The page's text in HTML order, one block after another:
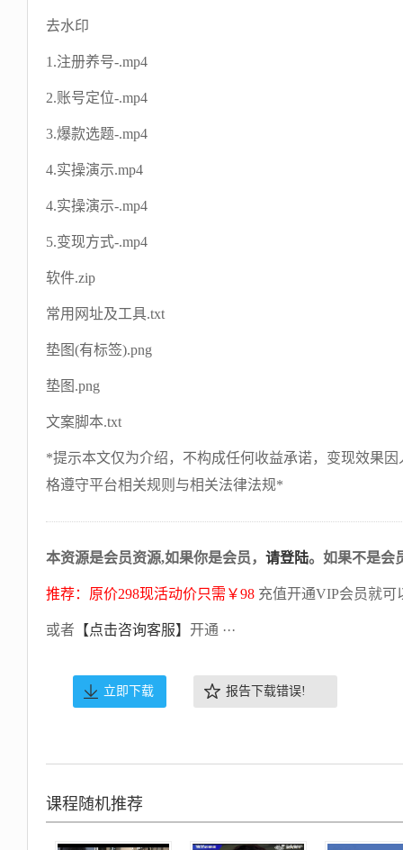
去水印
1.注册养号-.mp4
2.账号定位-.mp4
3.爆款选题-.mp4
4.实操演示.mp4
4.实操演示-.mp4
5.变现方式-.mp4
软件.zip
常用网址及工具.txt
垫图(有标签).png
垫图.png
文案脚本.txt
*提示本文仅为介绍，不构成任何收益承诺，变现效果
格遵守平台相关规则与相关法律法规*
本资源是会员资源,如果你是会员， 请登陆。如果不是会
推荐：原价298现活动价只需￥98 充值开通VIP会员就可
或者 【点击咨询客服】 开通 ···
立即下载 报告下载错误!
课程随机推荐